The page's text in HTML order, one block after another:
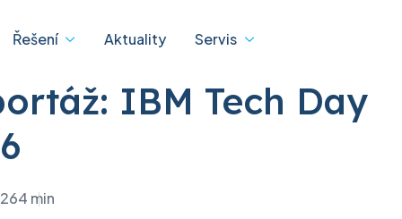
Řešení Aktuality Servis
Apple
IBM Tech Day
4 min